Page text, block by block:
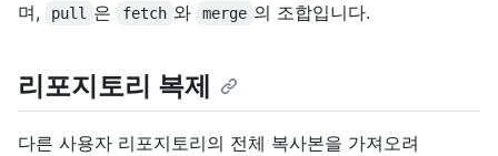
며,
pull 은 fetch 와 merge 의 조합입니다.
리포지토리 복제
다른 사용자 리포지토리의 전체 복사본을 가져오려